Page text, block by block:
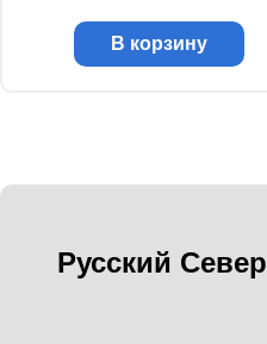
В корзину
Русский Север